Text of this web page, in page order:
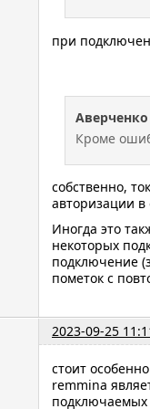
при
Кроме
собственно,
авторизации в
Иногда это
некоторых
подключение
пометок с
2023-09-25
стоит
remmina
подключаемых